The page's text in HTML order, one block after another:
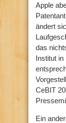
Apple
ändert
das
Institut
CeBIT
Ein